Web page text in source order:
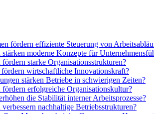
fördern effiziente Steuerung von
stärken moderne Konzepte für
fördern starke Organisationsstrukturen?
wirtschaftliche Innovationskraft?
stärken Betriebe in schwierigen Zeiten?
fördern erfolgreiche Organisationskultur?
die Stabilität interner Arbeitsprozesse?
nachhaltige Betriebsstrukturen?